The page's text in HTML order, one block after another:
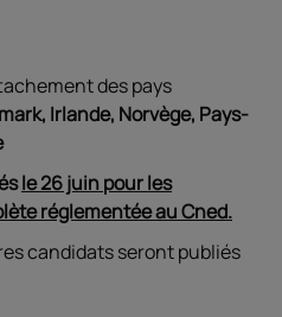
des pays
Irlande, Norvège, Pays-
le 26 juin pour les
réglementée au Cned.
candidats seront publiés